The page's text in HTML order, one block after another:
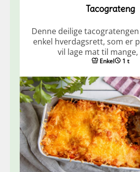
Tacograteng
Denne deilige
enkel hverdagsrett, som er
vil lage mat til
Enkel 1 t